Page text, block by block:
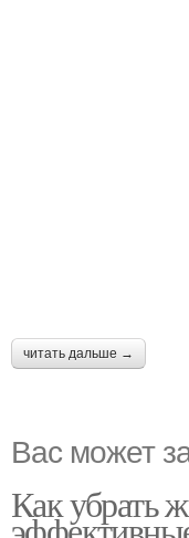
читать дальше →
Вас может
Как убрать